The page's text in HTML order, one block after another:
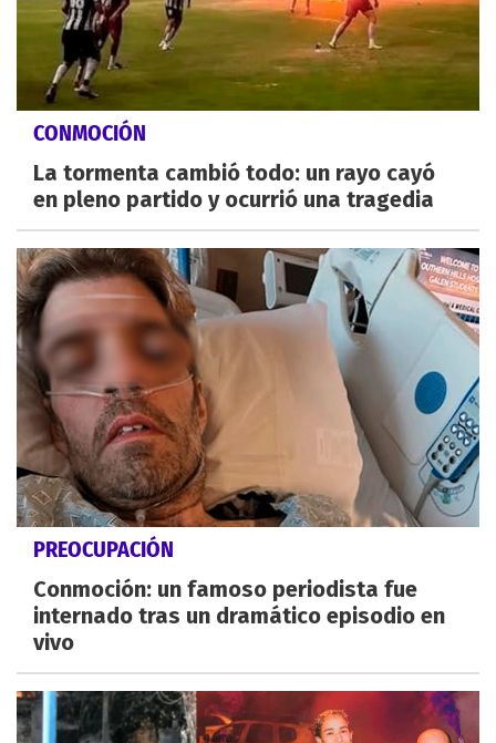
CONMOCIÓN
La tormenta cambió todo: un rayo cayó
en pleno partido y ocurrió una tragedia
PREOCUPACIÓN
Conmoción: un famoso periodista fue
internado tras un dramático episodio en
vivo